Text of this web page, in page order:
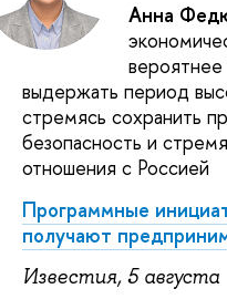
Анна
вероятнее
выдержать период
стремясь сохранить
безопасность и
отношения с Россией
Программные
получают
Известия, 5 августа